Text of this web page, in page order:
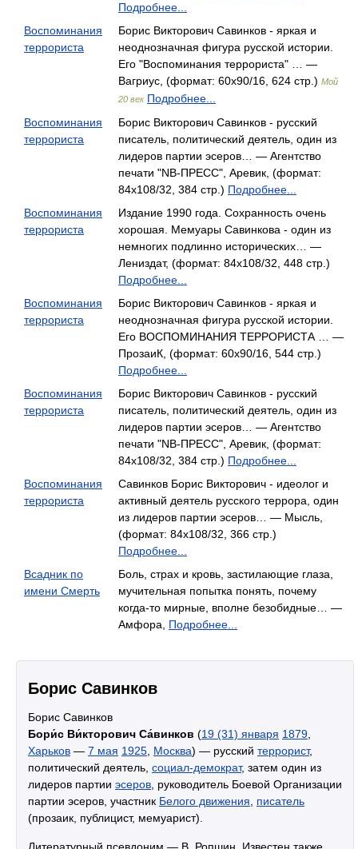
Подробнее...
Воспоминания
террориста
Борис Викторович Савинков - яркая и
неоднозначная фигура русской истории.
Его "Воспоминания террориста" … —
Вагриус, (формат: 60x90/16, 624 стр.) Мой
20 век Подробнее...
Воспоминания
террориста
Борис Викторович Савинков - русский
писатель, политический деятель, один из
лидеров партии эсеров… — Агентство
печати "NB-ПРЕСС", Аревик, (формат:
84x108/32, 384 стр.) Подробнее...
Воспоминания
террориста
Издание 1990 года. Сохранность очень
хорошая. Мемуары Савинкова - один из
немногих подлинно исторических… —
Лениздат, (формат: 84x108/32, 448 стр.)
Подробнее...
Воспоминания
террориста
Борис Викторович Савинков - яркая и
неоднозначная фигура русской истории.
Его ВОСПОМИНАНИЯ ТЕРРОРИСТА … —
ПрозаиК, (формат: 60x90/16, 544 стр.)
Подробнее...
Воспоминания
террориста
Борис Викторович Савинков - русский
писатель, политический деятель, один из
лидеров партии эсеров… — Агентство
печати "NB-ПРЕСС", Аревик, (формат:
84x108/32, 384 стр.) Подробнее...
Воспоминания
террориста
Савинков Борис Викторович - идеолог и
активный деятель русского террора, один
из лидеров партии эсеров… — Мысль,
(формат: 84x108/32, 366 стр.)
Подробнее...
Всадник по
имени Смерть
Боль, страх и кровь, застилающие глаза,
мучительная попытка понять, почему
когда-то мирные, вполне безобидные… —
Амфора, Подробнее...
Борис Савинков
Борис Савинков
Бори́с Ви́кторович Са́винков (19 (31) января 1879
Харьков — 7 мая 1925 Москва) — русский террорист,
политический деятель, социал-демократ, затем один из
лидеров партии эсеров , руководитель Боевой Организации
партии эсеров, участник Белого движения
писатель
(прозаик, публицист, мемуарист).